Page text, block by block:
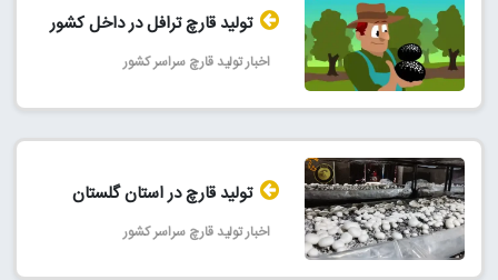
تولید قارچ ترافل در داخل کشور
اخبار تولید قارچ سراسر کشور
تولید قارچ در استان گلستان
اخبار تولید قارچ سراسر کشور